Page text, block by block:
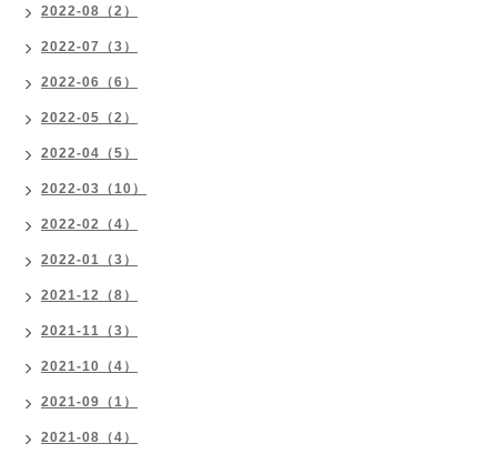
2022-08（2）
2022-07（3）
2022-06（6）
2022-05（2）
2022-04（5）
2022-03（10）
2022-02（4）
2022-01（3）
2021-12（8）
2021-11（3）
2021-10（4）
2021-09（1）
2021-08（4）